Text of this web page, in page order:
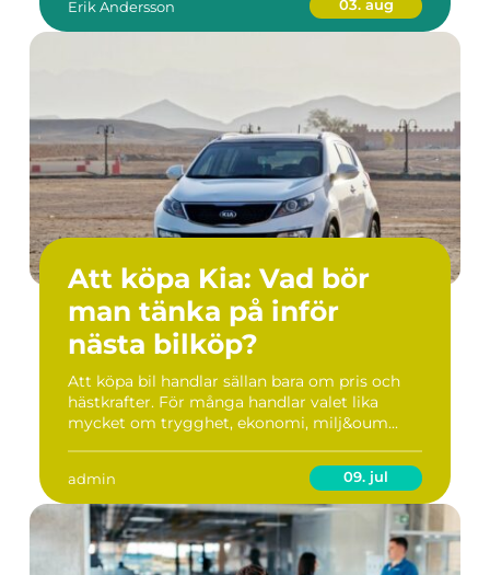
Erik Andersson 03. aug
Att köpa Kia: Vad bör
man tänka på inför
nästa bilköp?
Att köpa bil handlar sällan bara om pris och
hästkrafter. För många handlar valet lika
mycket om trygghet, ekonomi, milj&oum...
admin 09. jul